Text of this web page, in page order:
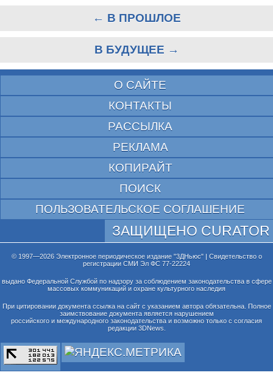
← В ПРОШЛОЕ
В БУДУЩЕЕ →
О САЙТЕ
КОНТАКТЫ
РАССЫЛКА
РЕКЛАМА
КОПИРАЙТ
ПОИСК
ПОЛЬЗОВАТЕЛЬСКОЕ СОГЛАШЕНИЕ
ЗАЩИЩЕНО CURATOR
© 1997—2026 Электронное периодическое издание "3ДНьюс" | Свидетельство о
регистрации СМИ Эл ФС 77-22224
выдано Федеральной Службой по надзору за соблюдением законодательства в сфере
массовых коммуникаций и охране культурного наследия
При цитировании документа ссылка на сайт с указанием автора обязательна. Полное
заимствование документа является нарушением
российского и международного законодательства и возможно только с согласия
редакции 3DNews.